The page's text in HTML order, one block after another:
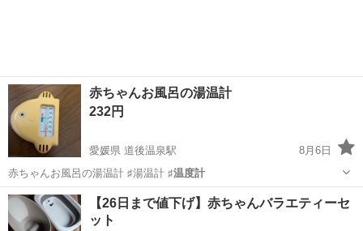
赤ちゃんお風呂の湯温計
232円
愛媛県 道後温泉駅
8月6日
赤ちゃんお風呂の湯温計 ♯湯温計 ♯温度計
愛媛 松山市 道後温泉駅 ベビー用品
【26日まで値下げ】赤ちゃんバラエティーセ
ット